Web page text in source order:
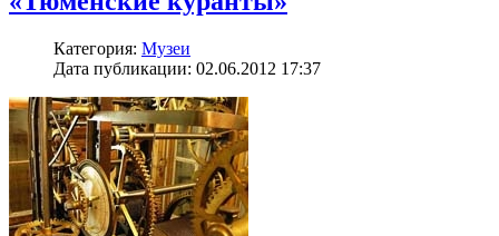
Категория: Музеи
Дата публикации: 02.06.2012 17:37